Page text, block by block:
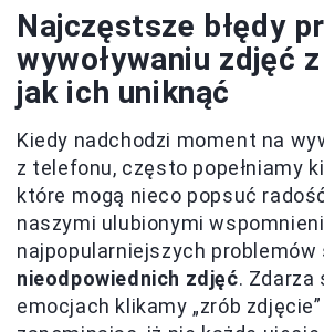
Najczęstsze błędy
wywoływaniu zdjęć
jak ich uniknąć
Kiedy nadchodzi moment na
z telefonu, często popełniamy
które mogą nieco popsuć
naszymi ulubionymi
najpopularniejszych
nieodpowiednich zdjęć. Zdarza
emocjach klikamy „zrób